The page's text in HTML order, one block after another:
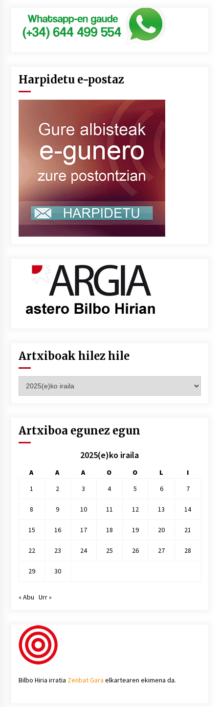
Harpidetu e-postaz
Artxiboak hilez hile
hilez
Artxiboa egunez egun
2025(e)ko iraila
A A A O O L
I
1
2 3 4 5 6 7
8 9 10 11 12 13 14
15 16 17 18 19 20 21
22 23 24 25 26 27 28
29 30
« Abu Urr »
Bilbo Hiria irratia Zenbat Gara elkartearen ekimena da.